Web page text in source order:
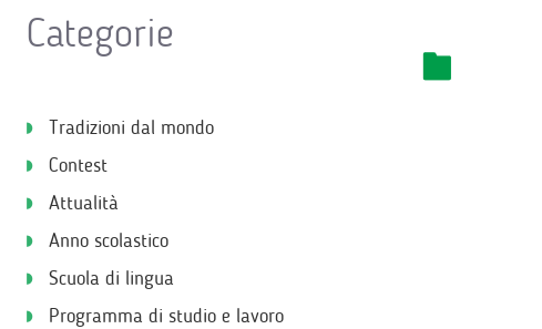
Categorie
Tradizioni dal mondo
Contest
Attualità
Anno scolastico
Scuola di lingua
Programma di studio e lavoro